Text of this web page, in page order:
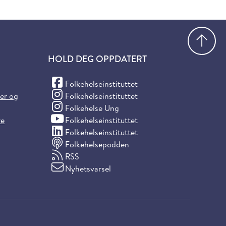
og
HOLD DEG OPPDATERT
Folkehelseinstituttet
(Facebook)
Folkehelseinstituttet
(Instagram)
Folkehelse Ung
(Instagram)
Folkehelseinstituttet
(YouTube)
Folkehelseinstituttet
(LinkedIn)
Folkehelsepodden
RSS
Nyhetsvarsel